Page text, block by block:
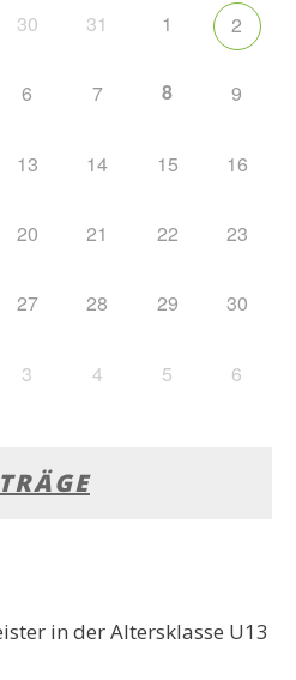
30 31 1 2
6 7 8 9
13 14 15 16
20 21 22 23
27 28 29 30
3 4 5 6
in der Altersklasse U13